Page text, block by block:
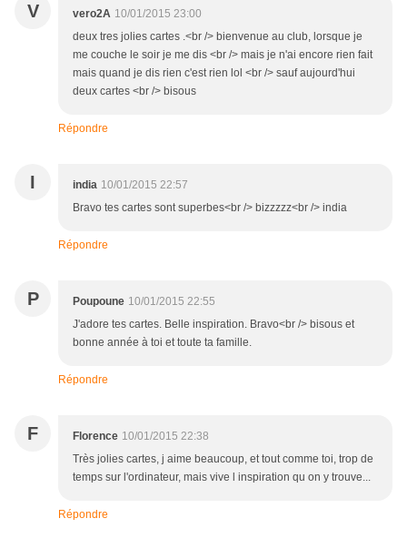
V vero2A 10/01/2015 23:00
deux tres jolies cartes .<br /> bienvenue au club, lorsque je
me couche le soir je me dis <br /> mais je n'ai encore rien fait
mais quand je dis rien c'est rien lol <br /> sauf aujourd'hui
deux cartes <br /> bisous
Répondre
I india 10/01/2015 22:57
Bravo tes cartes sont superbes<br /> bizzzzz<br /> india
Répondre
P Poupoune 10/01/2015 22:55
J'adore tes cartes. Belle inspiration. Bravo<br /> bisous et
bonne année à toi et toute ta famille.
Répondre
F Florence 10/01/2015 22:38
Très jolies cartes, j aime beaucoup, et tout comme toi, trop de
temps sur l'ordinateur, mais vive l inspiration qu on y trouve...
Répondre